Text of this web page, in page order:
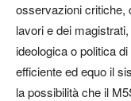
osservazioni critiche,
lavori e dei
ideologica o politica
efficiente ed equo il
la possibilità che il